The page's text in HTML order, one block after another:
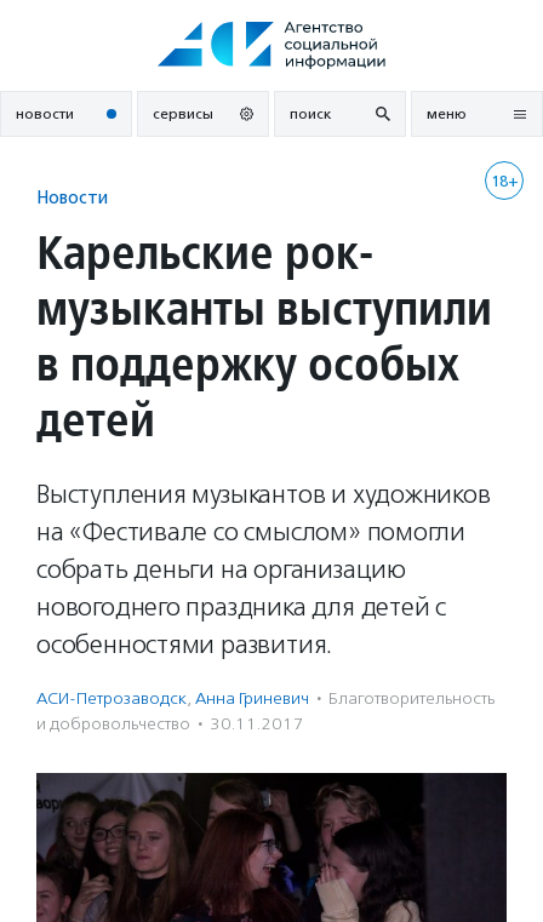
новости сервисы поиск меню
18+
Новости
Карельские рок-
музыканты выступили
в поддержку особых
детей
Выступления музыкантов и художников
на «Фестивале со смыслом» помогли
собрать деньги на организацию
новогоднего праздника для детей с
особенностями развития.
АСИ-Петрозаводск, Анна Гриневич · Благотвори­тель­ность
и доброволь­чест­во · 30.11.2017